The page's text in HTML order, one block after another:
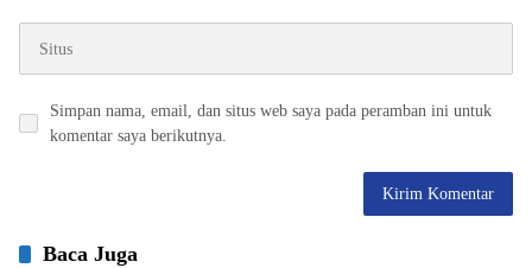
Simpan nama, email, dan situs web saya pada peramban ini untuk
komentar saya berikutnya.
Baca Juga